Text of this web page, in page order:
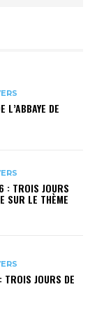
L’ABBAYE DE
: TROIS JOURS
SUR LE THÈME
JOURS DE